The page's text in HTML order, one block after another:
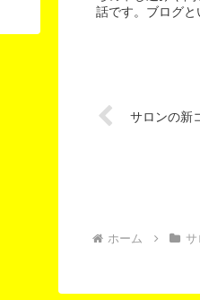
話です。ブログと
サロンの新
ホーム サ